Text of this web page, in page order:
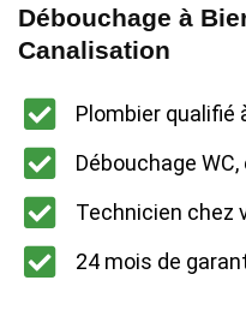
Débouchage à
Canalisation
Plombier qualifié
Débouchage
Technicien chez
24 mois de